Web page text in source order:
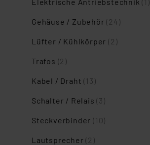
Gehäuse / Zubehör(24)
Lüfter / Kühlkörper(2)
Trafos (2)
Kabel / Draht(13)
Schalter / Relais(3)
Steckverbinder(10)
Lautsprecher(2)